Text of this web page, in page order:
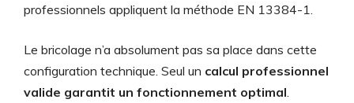
professionnels appliquent la méthode EN 13384-1.
Le bricolage n’a absolument pas sa place dans cette
configuration technique. Seul un calcul professionnel
valide garantit un fonctionnement optimal